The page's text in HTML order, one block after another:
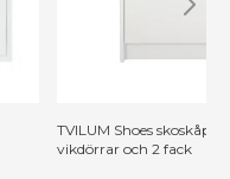
TVILUM Shoes skoskåp
vikdörrar och 2 fack